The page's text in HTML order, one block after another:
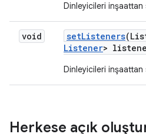
Dinleyicileri inşaattan
void setListeners
Listener>
Dinleyicileri inşaattan
Herkese açık